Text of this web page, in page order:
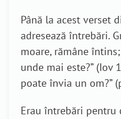
Până la acest verset
adresează întrebări.
moare, rămâne
unde mai este?” (Iov
poate învia un om?”
Erau întrebări pentru